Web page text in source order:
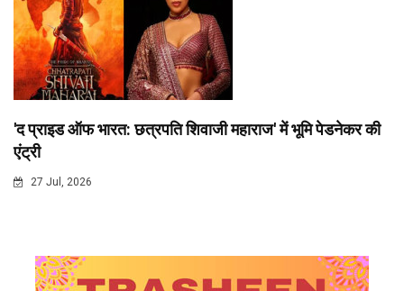
'द प्राइड ऑफ भारत: छत्रपति शिवाजी महाराज' में भूमि पेडनेकर की
एंट्री
27 Jul, 2026